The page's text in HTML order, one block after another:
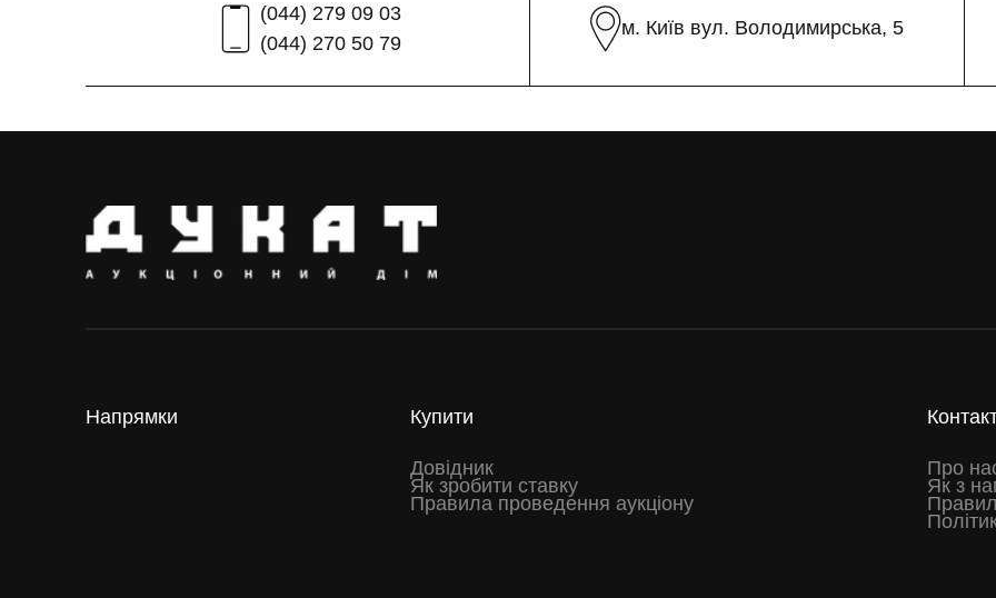
(044) 279 09 03
(044) 270 50 79
м. Київ вул. Володимирська, 5
Напрямки Купити
Довідник
Як зробити ставку
Правила проведення аукціону
Про
Як з